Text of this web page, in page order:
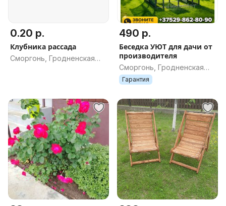
0.20 р.
Клубника рассада
Сморгонь, Гродненская
490 р.
Беседка УЮТ для дачи от
производителя
Сморгонь, Гродненская
обл.
Гарантия